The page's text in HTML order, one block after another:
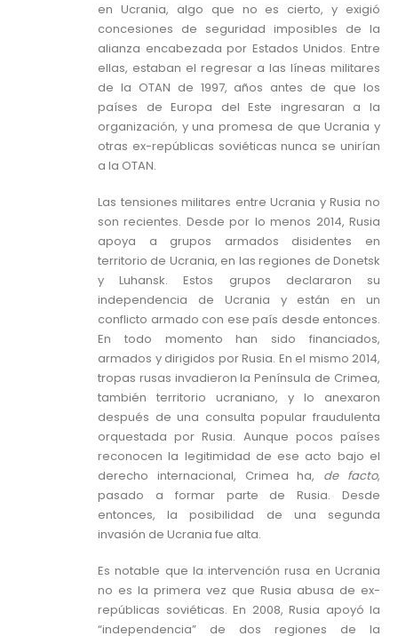
en Ucrania, algo que no es cierto, y exigió
concesiones de seguridad imposibles de la
alianza encabezada por Estados Unidos. Entre
ellas, estaban el regresar a las líneas militares
de la OTAN de 1997, años antes de que los
países de Europa del Este ingresaran a la
organización, y una promesa de que Ucrania y
otras ex-repúblicas soviéticas nunca se unirían
a la OTAN.
Las tensiones militares entre Ucrania y Rusia no
son recientes. Desde por lo menos 2014, Rusia
apoya a grupos armados disidentes en
territorio de Ucrania, en las regiones de Donetsk
y Luhansk. Estos grupos declararon su
independencia de Ucrania y están en un
conflicto armado con ese país desde entonces.
En todo momento han sido financiados,
armados y dirigidos por Rusia. En el mismo 2014,
tropas rusas invadieron la Península de Crimea,
también territorio ucraniano, y lo anexaron
después de una consulta popular fraudulenta
orquestada por Rusia. Aunque pocos países
reconocen la legitimidad de ese acto bajo el
derecho internacional, Crimea ha, de facto,
pasado a formar parte de Rusia. Desde
entonces, la posibilidad de una segunda
invasión de Ucrania fue alta.
Es notable que la intervención rusa en Ucrania
no es la primera vez que Rusia abusa de ex-
repúblicas soviéticas. En 2008, Rusia apoyó la
“independencia” de dos regiones de la